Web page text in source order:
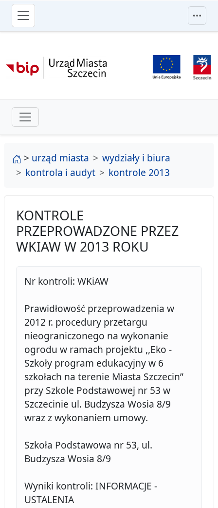
przejdź do głównego menu
strona główna
> urząd miasta
wydziały i biura
kontrola i audyt
kontrole 2013
KONTROLE
PRZEPROWADZONE PRZEZ
WKIAW W 2013 ROKU
Nr kontroli: WKiAW
Prawidłowość przeprowadzenia w
2012 r. procedury przetargu
nieograniczonego na wykonanie
ogrodu w ramach projektu ,,Eko -
Szkoły program edukacyjny w 6
szkołach na terenie Miasta Szczecin”
przy Szkole Podstawowej nr 53 w
Szczecinie ul. Budzysza Wosia 8/9
wraz z wykonaniem umowy.
Szkoła Podstawowa nr 53, ul.
Budzysza Wosia 8/9
Wyniki kontroli: INFORMACJE -
USTALENIA